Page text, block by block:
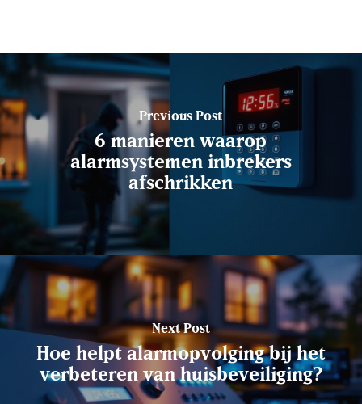
Previous Post
6 manieren waarop
alarmsystemen inbrekers
afschrikken
Next Post
Hoe helpt alarmopvolging bij het
verbeteren van huisbeveiliging?